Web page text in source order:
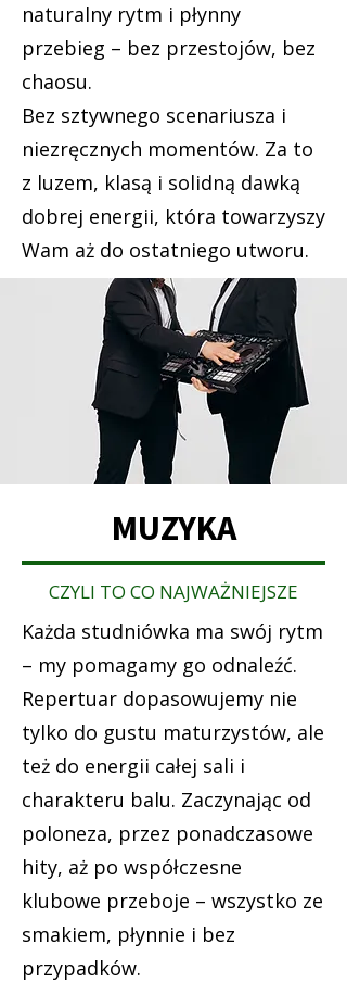
naturalny rytm i płynny
przebieg – bez przestojów, bez
chaosu.
Bez sztywnego scenariusza i
niezręcznych momentów. Za to
z luzem, klasą i solidną dawką
dobrej energii, która towarzyszy
Wam aż do ostatniego utworu.
MUZYKA
CZYLI TO CO NAJWAŻNIEJSZE
Każda studniówka ma swój rytm
– my pomagamy go odnaleźć.
Repertuar dopasowujemy nie
tylko do gustu maturzystów, ale
też do energii całej sali i
charakteru balu. Zaczynając od
poloneza, przez ponadczasowe
hity, aż po współczesne
klubowe przeboje – wszystko ze
smakiem, płynnie i bez
przypadków.